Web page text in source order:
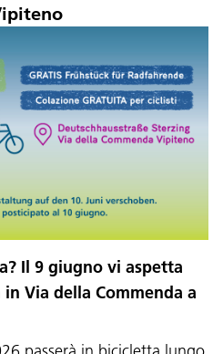
policy
Il 9 giugno vi aspetta
Via della Commenda a